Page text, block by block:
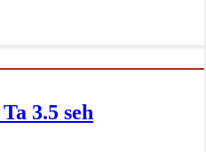
3.5 seh